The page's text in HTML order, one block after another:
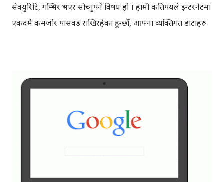
सेक्युरिटि, गम्भिर भएर सोच्नुपर्ने विषय हो । हामी कतिपयले ईन्टरनेटमा
एकदमै कमजोर पासवर्ड राखिरहेका हुन्छौँ, आफ्ना व्यक्तिगत डाटाहरु
प्रयोगकर्ताहरुलाई आफ्नो गुगल एकाउन्टको सेक्युरिटि चेकअप गर्न
रिकभरी ईमेल ठिक छ कि छैन, कनेक्ट भएका एप्स र डिभाइस ठिक
छन् कि छैनन्, साइन ईन देखाएका लोकेशन ठिक छन् कि छैनन्, आदि